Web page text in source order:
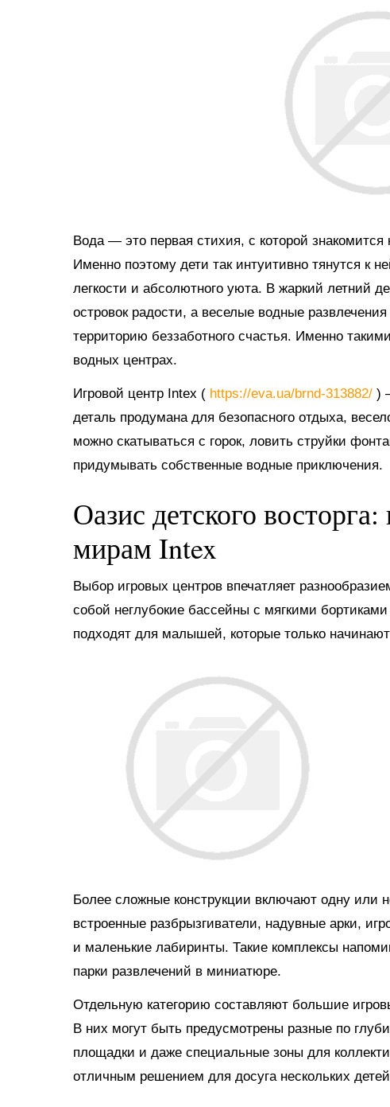
Вода — это первая стихия, с которой
Именно поэтому дети так интуитивно тянутся к
легкости и абсолютного уюта. В жаркий летний
островок радости, а веселые водные
территорию беззаботного счастья. Именно
водных центрах.
Игровой центр Intex ( https://eva.ua/brnd-313882/ )
деталь продумана для безопасного отдыха,
можно скатываться с горок, ловить струйки
придумывать собственные водные приключения.
Оазис детского
мирам Intex
Выбор игровых центров впечатляет
собой неглубокие бассейны с мягкими
подходят для малышей, которые только
Более сложные конструкции включают одну или
встроенные разбрызгиватели, надувные арки,
и маленькие лабиринты. Такие комплексы
парки развлечений в миниатюре.
Отдельную категорию составляют большие
В них могут быть предусмотрены разные по
площадки и даже специальные зоны для
отличным решением для досуга нескольких детей